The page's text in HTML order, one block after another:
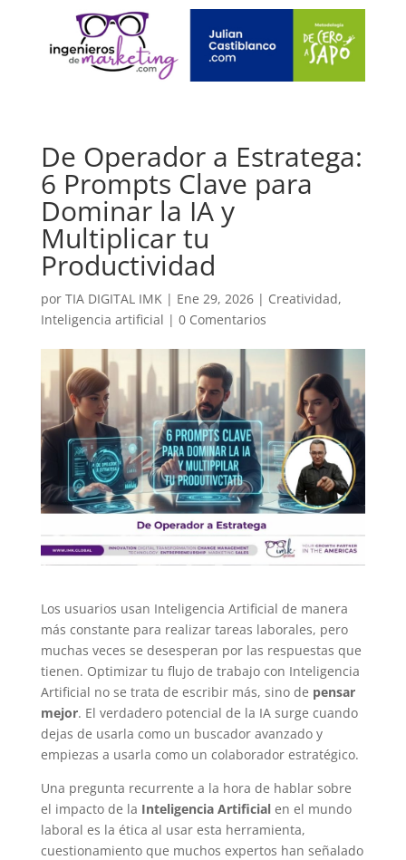
De Operador a Estratega:
6 Prompts Clave para
Dominar la IA y
Multiplicar tu
Productividad
por TIA DIGITAL IMK | Ene 29, 2026| Creatividad,
Inteligencia artificial | 0 Comentarios
Los usuarios usan Inteligencia Artificial de manera
más constante para realizar tareas laborales, pero
muchas veces se desesperan por las respuestas que
tienen. Optimizar tu flujo de trabajo con Inteligencia
Artificial no se trata de escribir más, sino de pensar
mejor. El verdadero potencial de la IA surge cuando
dejas de usarla como un buscador avanzado y
empiezas a usarla como un colaborador estratégico.
Una pregunta recurrente a la hora de hablar sobre
el impacto de la Inteligencia Artificialen el mundo
laboral es la ética al usar esta herramienta,
cuestionamiento que muchos expertos han señalado